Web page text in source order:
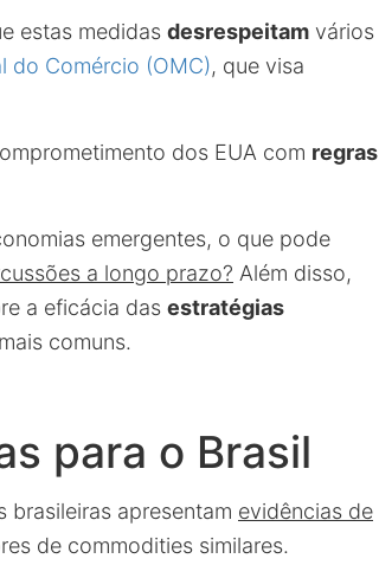
estas medidas desrespeitam vários
do Comércio (OMC), que visa
dos EUA com regras
emergentes, o que pode
a longo prazo? Além disso,
a eficácia das estratégias
comuns.
para o Brasil
brasileiras apresentam evidências de
de commodities similares.